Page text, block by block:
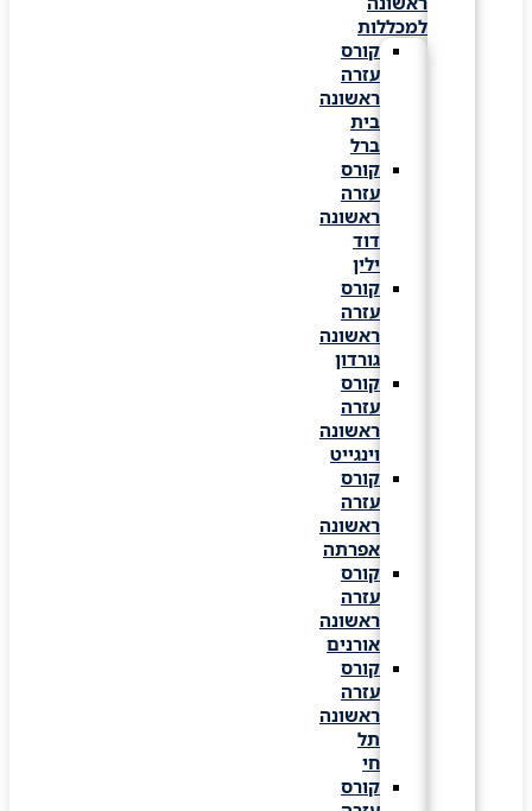
למכללות
קורס
עזרה
ראשונה
קורס
עזרה
ראשונה
קורס
עזרה
ראשונה
גורדון
קורס
עזרה
ראשונה
וינגייט
קורס
עזרה
ראשונה
אפרתה
קורס
עזרה
ראשונה
אורנים
קורס
עזרה
ראשונה
קורס